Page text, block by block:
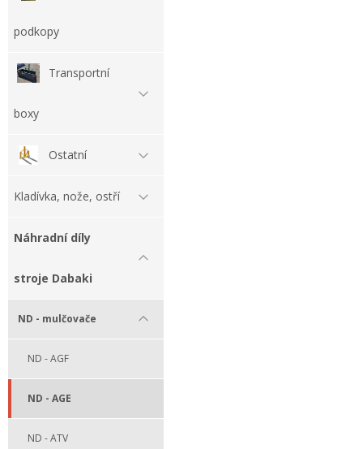
podkopy
Transportní
boxy
Ostatní
Kladívka, nože, ostří
Náhradní díly
stroje Dabaki
ND - mulčovače
ND - AGF
ND - AGE
ND - ATV